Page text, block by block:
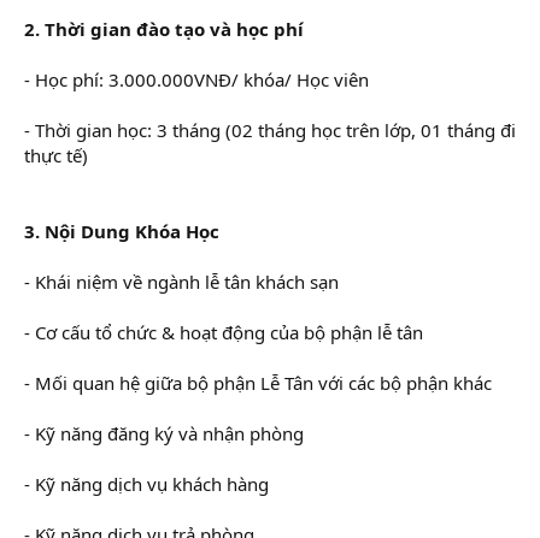
2. Thời gian đào tạo và học phí
- Học phí: 3.000.000VNĐ/ khóa/ Học viên
- Thời gian học: 3 tháng (02 tháng học trên lớp, 01 tháng đi
thực tế)
3. Nội Dung Khóa Học
- Khái niệm về ngành lễ tân khách sạn
- Cơ cấu tổ chức & hoạt động của bộ phận lễ tân
- Mối quan hệ giữa bộ phận Lễ Tân với các bộ phận khác
- Kỹ năng đăng ký và nhận phòng
- Kỹ năng dịch vụ khách hàng